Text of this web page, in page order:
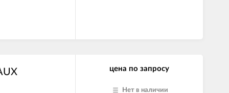
цена по запросу
Нет в наличии